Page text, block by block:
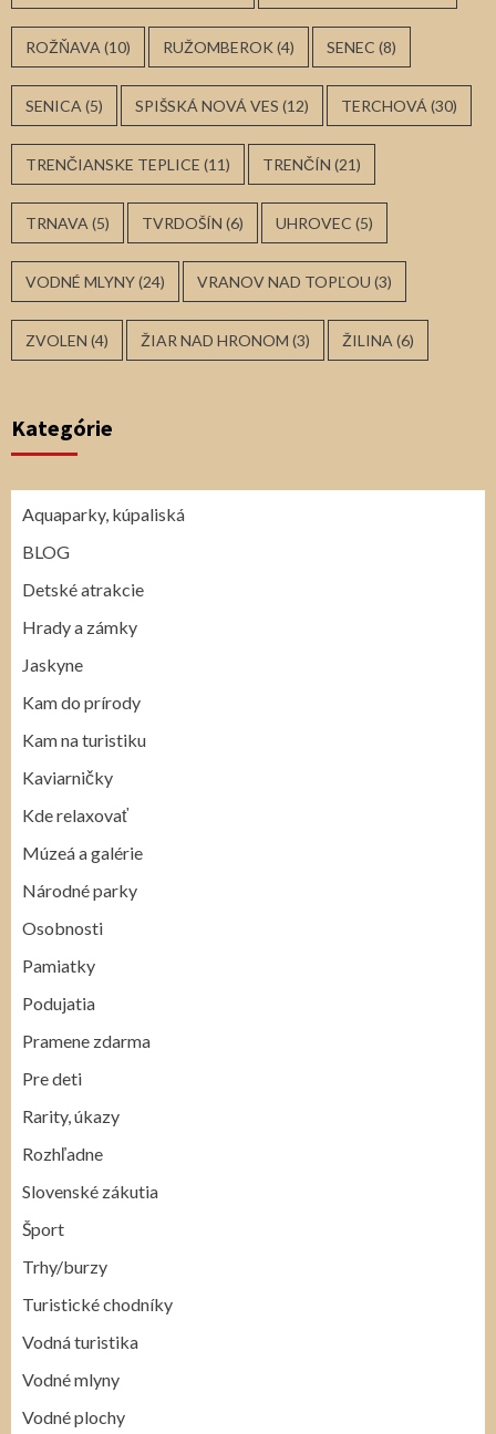
ROŽŇAVA (10) RUŽOMBEROK (4) SENEC (8)
SENICA (5) SPIŠSKÁ NOVÁ VES (12) TERCHOVÁ (30)
TRENČIANSKE TEPLICE (11) TRENČÍN (21)
TRNAVA (5) TVRDOŠÍN (6) UHROVEC (5)
VODNÉ MLYNY(24) VRANOV NAD TOPĽOU (3)
ZVOLEN (4) ŽIAR NAD HRONOM (3) ŽILINA (6)
Kategórie
Aquaparky, kúpaliská
BLOG
Detské atrakcie
Hrady a zámky
Jaskyne
Kam do prírody
Kam na turistiku
Kaviarničky
Kde relaxovať
Múzeá a galérie
Národné parky
Osobnosti
Pamiatky
Podujatia
Pramene zdarma
Pre deti
Rarity, úkazy
Rozhľadne
Slovenské zákutia
Šport
Trhy/burzy
Turistické chodníky
Vodná turistika
Vodné mlyny
Vodné plochy